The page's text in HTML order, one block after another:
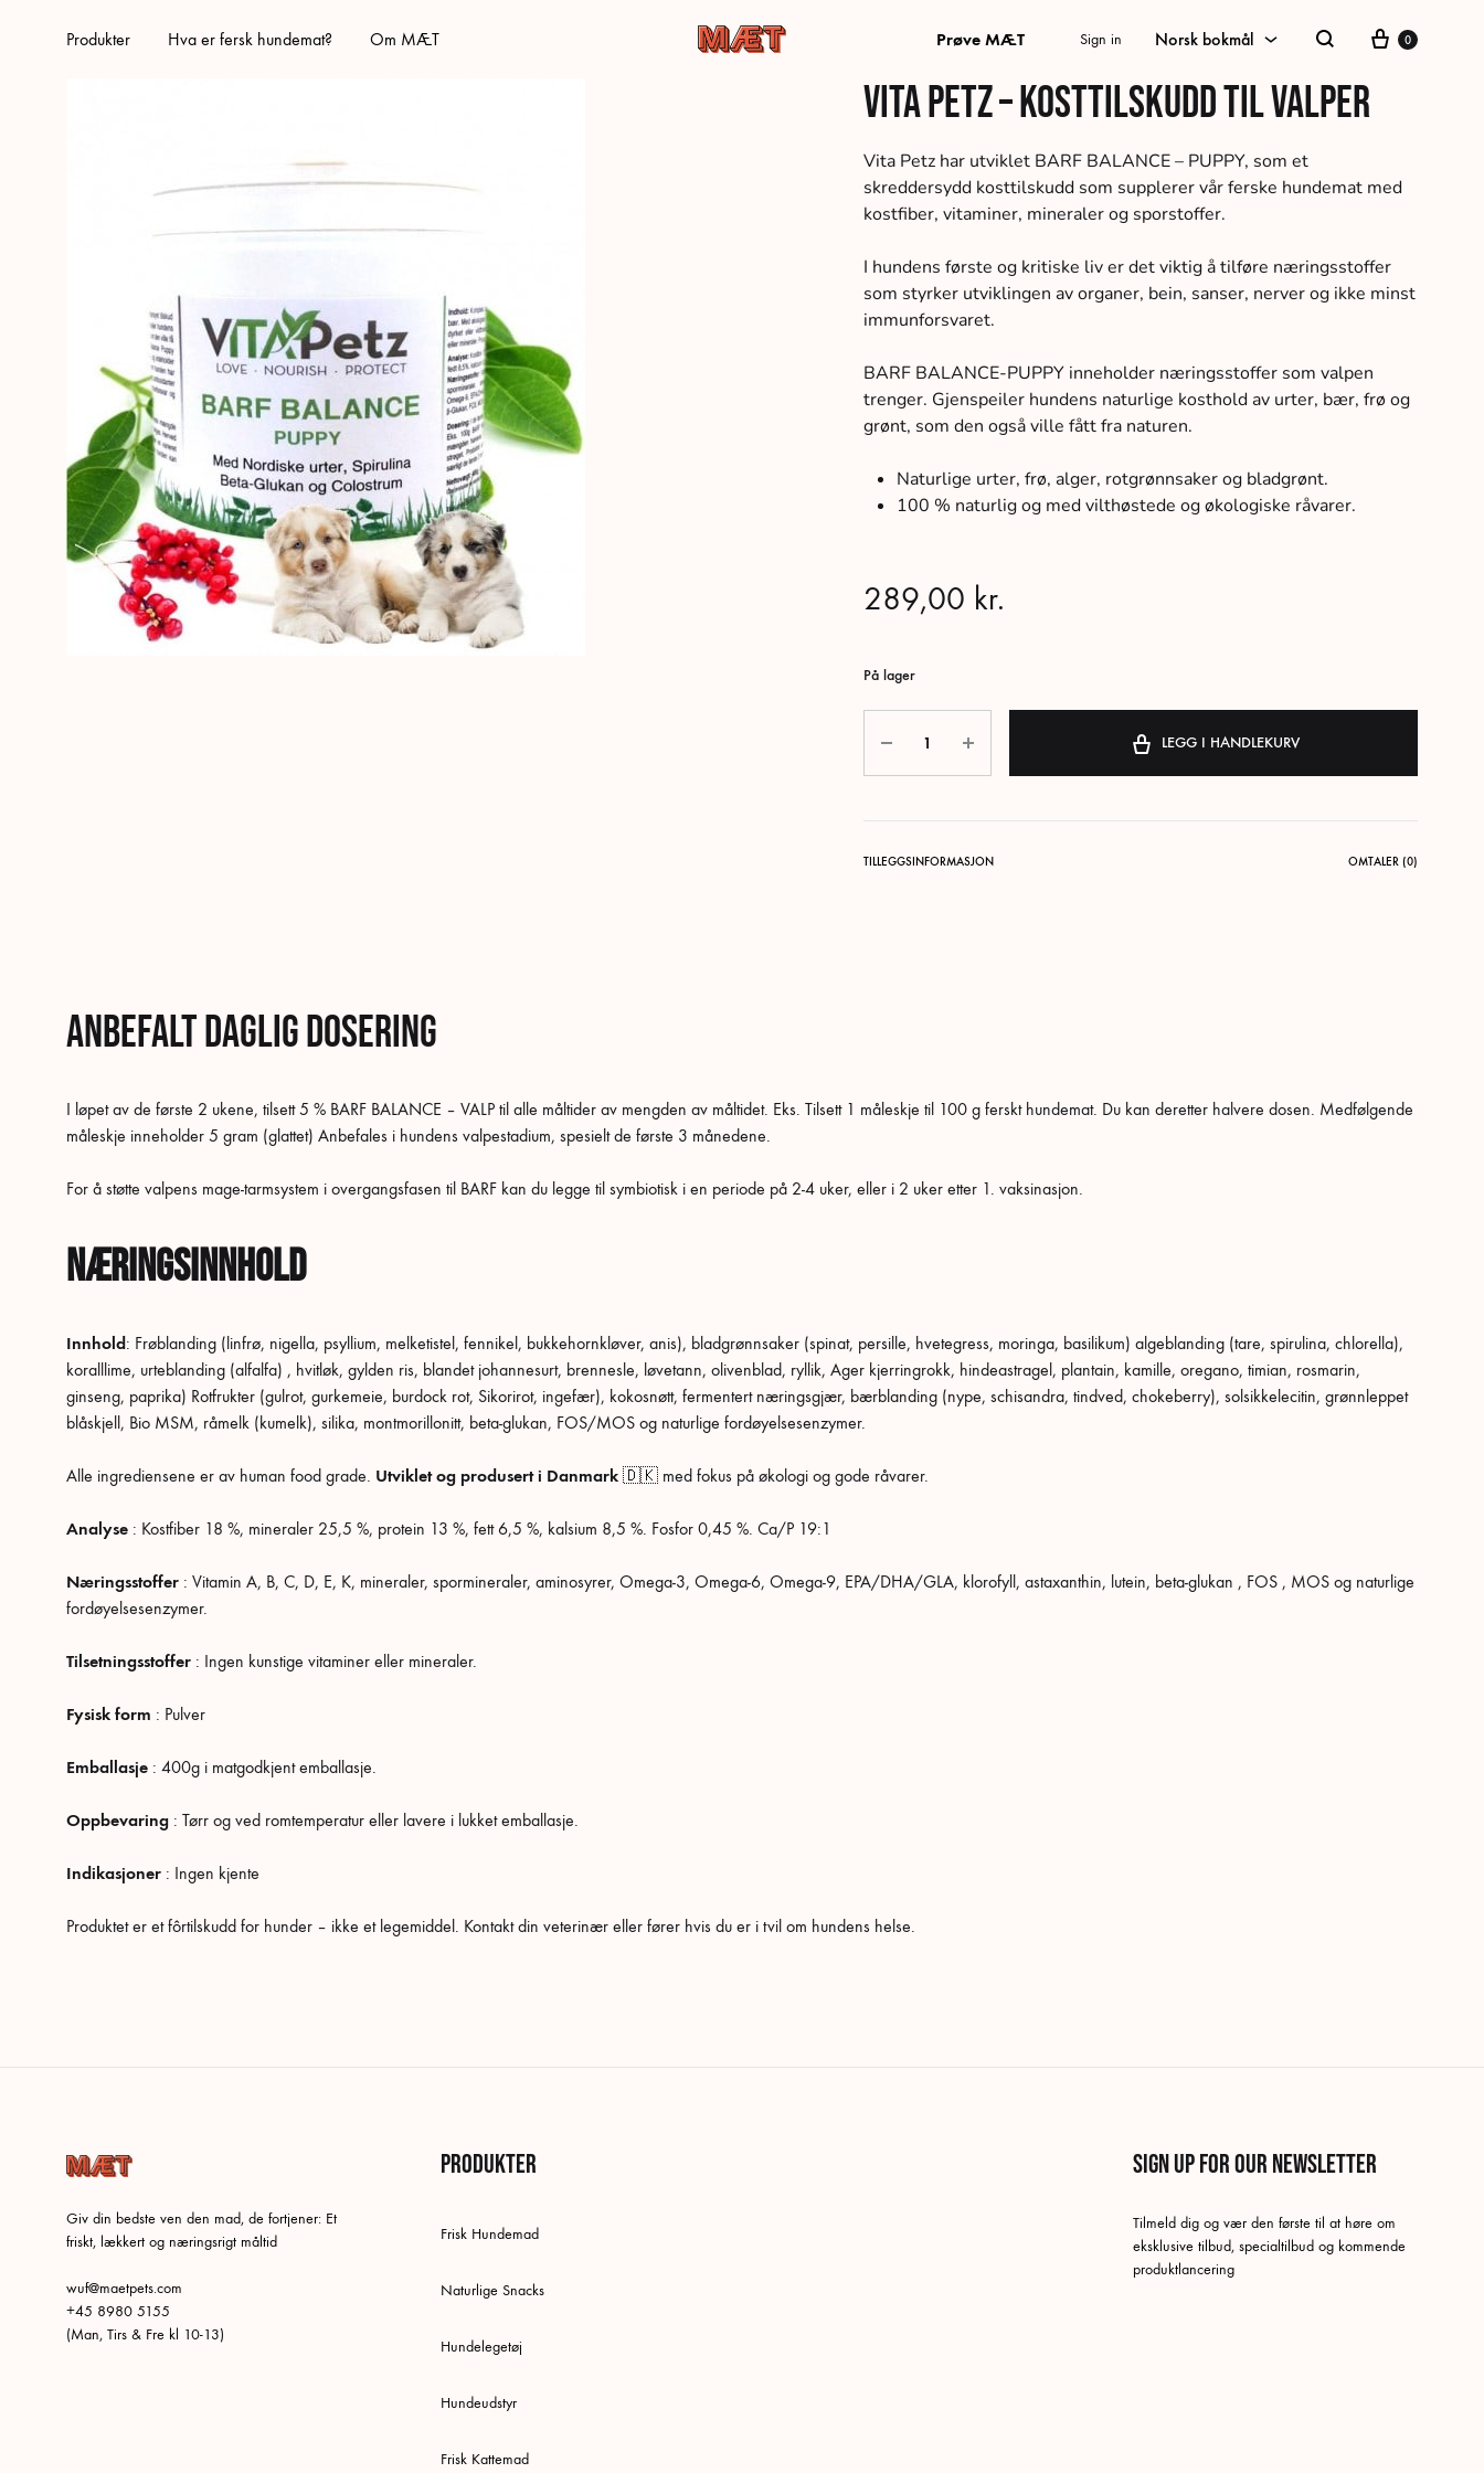
Produkter Hva er fersk hundemat?
Om MÆT
Prøve MÆT Sign in Norsk bokmål
Norsk bokmål
Swedish
Engelsk
Search
Cart
0
Vita Petz – Kosttilskudd til valper
Vita Petz har utviklet BARF BALANCE – PUPPY, som et
skreddersydd kosttilskudd som supplerer vår ferske hundemat med
kostfiber, vitaminer, mineraler og sporstoffer.
I hundens første og kritiske liv er det viktig å tilføre næringsstoffer
som styrker utviklingen av organer, bein, sanser, nerver og ikke minst
immunforsvaret.
BARF BALANCE-PUPPY inneholder næringsstoffer som valpen
trenger. Gjenspeiler hundens naturlige kosthold av urter, bær, frø og
grønt, som den også ville fått fra naturen.
Naturlige urter, frø, alger, rotgrønnsaker og bladgrønt.
100 % naturlig og med vilthøstede og økologiske råvarer.
289,00 kr.
På lager
LEGG I HANDLEKURV
TILLEGGSINFORMASJON OMTALER (0)
Anbefalt daglig dosering
I løpet av de første 2 ukene, tilsett 5 % BARF BALANCE – VALP til alle måltider av mengden av måltidet. Eks. Tilsett 1 måleskje til 100 g ferskt hundemat. Du kan deretter halvere dosen. Medfølgende
måleskje inneholder 5 gram (glattet) Anbefales i hundens valpestadium, spesielt de første 3 månedene.
For å støtte valpens mage-tarmsystem i overgangsfasen til BARF kan du legge til symbiotisk i en periode på 2-4 uker, eller i 2 uker etter 1. vaksinasjon.
Næringsinnhold
Innhold: Frøblanding (linfrø, nigella, psyllium, melketistel, fennikel, bukkehornkløver, anis), bladgrønnsaker (spinat, persille, hvetegress, moringa, basilikum) algeblanding (tare, spirulina, chlorella),
koralllime, urteblanding (alfalfa) , hvitløk, gylden ris, blandet johannesurt, brennesle, løvetann, olivenblad, ryllik, Ager kjerringrokk, hindeastragel, plantain, kamille, oregano, timian, rosmarin,
ginseng, paprika) Rotfrukter (gulrot, gurkemeie, burdock rot, Sikorirot, ingefær), kokosnøtt, fermentert næringsgjær, bærblanding (nype, schisandra, tindved, chokeberry), solsikkelecitin, grønnleppet
blåskjell, Bio MSM, råmelk (kumelk), silika, montmorillonitt, beta-glukan, FOS/MOS og naturlige fordøyelsesenzymer.
Alle ingrediensene er av human food grade. Utviklet og produsert i Danmark 🇩🇰 med fokus på økologi og gode råvarer.
Analyse : Kostfiber 18 %, mineraler 25,5 %, protein 13 %, fett 6,5 %, kalsium 8,5 %. Fosfor 0,45 %. Ca/P 19:1
Næringsstoffer : Vitamin A, B, C, D, E, K, mineraler, spormineraler, aminosyrer, Omega-3, Omega-6, Omega-9, EPA/DHA/GLA, klorofyll, astaxanthin, lutein, beta-glukan , FOS , MOS og naturlige
fordøyelsesenzymer.
Tilsetningsstoffer : Ingen kunstige vitaminer eller mineraler.
Fysisk form : Pulver
Emballasje : 400g i matgodkjent emballasje.
Oppbevaring : Tørr og ved romtemperatur eller lavere i lukket emballasje.
Indikasjoner : Ingen kjente
Produktet er et fôrtilskudd for hunder – ikke et legemiddel. Kontakt din veterinær eller fører hvis du er i tvil om hundens helse.
Giv din bedste ven den mad, de fortjener: Et
friskt, lækkert og næringsrigt måltid
wuf@maetpets.com
+45 8980 5155
(Man, Tirs & Fre kl 10-13)
Produkter
Frisk Hundemad
Naturlige Snacks
Hundelegetøj
Hundeudstyr
Frisk Kattemad
Sign up for our newsletter
Tilmeld dig og vær den første til at høre om
eksklusive tilbud, specialtilbud og kommende
produktlancering